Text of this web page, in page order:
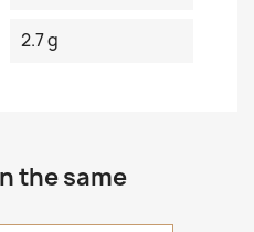
2.7 g
the same